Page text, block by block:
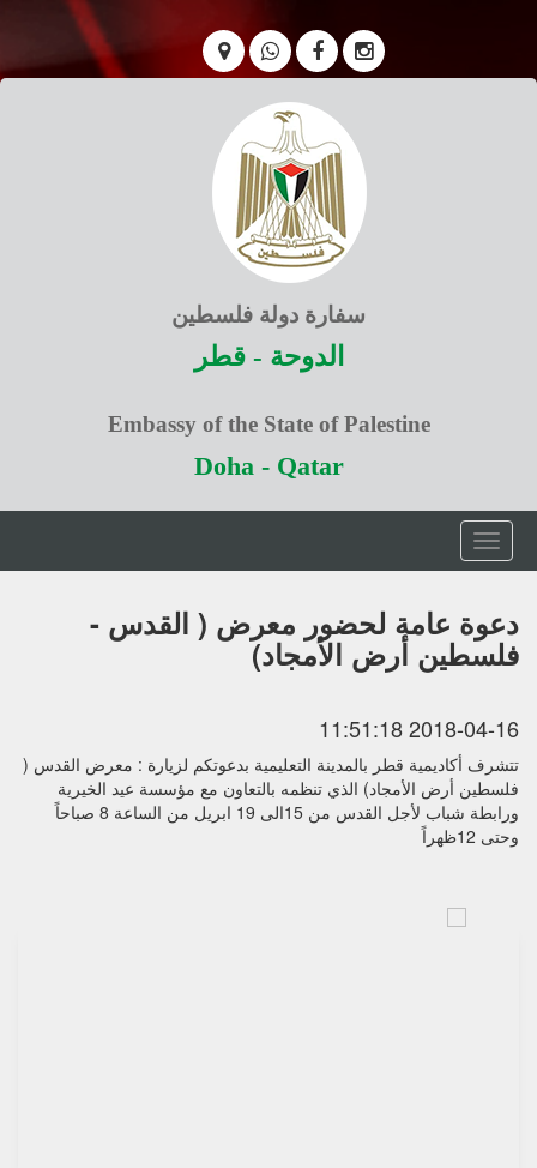
سفارة دولة فلسطين
الدوحة - قطر
Embassy of the State of Palestine
Doha - Qatar
Toggle
navigation
دعوة عامة لحضور معرض ( القدس -
فلسطين أرض الأمجاد)
2018-04-16 11:51:18
تتشرف أكاديمية قطر بالمدينة التعليمية بدعوتكم لزيارة : معرض القدس (
فلسطين أرض الأمجاد) الذي تنظمه بالتعاون مع مؤسسة عيد الخيرية
ورابطة شباب لأجل القدس من 15الى 19 ابريل من الساعة 8 صباحاً
وحتى 12ظهراً